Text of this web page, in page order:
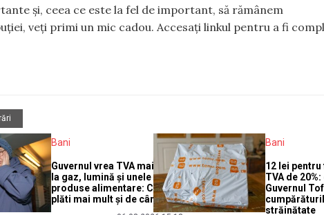
și, ceea ce este la fel de important, să rămânem
veți primi un mic cadou. Accesați linkul pentru a fi
Bani
Guvernul vrea TVA mai mare
la gaz, lumină și unele
produse alimentare: Cine va
plăti mai mult și de când
Bani
12 lei
TVA de 20%:
Guvernul
străinătate